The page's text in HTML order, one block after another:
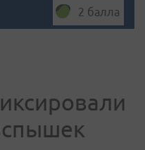
2 балла